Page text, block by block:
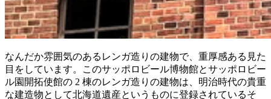
なんだか雰囲気のあるレンガ造りの建物で、重厚感ある見た
目をしています。このサッポロビール博物館とサッポロビー
ル園開拓使館の 2 棟のレンガ造りの建物は、明治時代の貴重
な建造物として北海道遺産というものに登録されているそ